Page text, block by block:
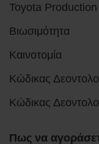
Toyota
Βιωσιμότητα
Καινοτομία
Κώδικας
Κώδικας
Πως να